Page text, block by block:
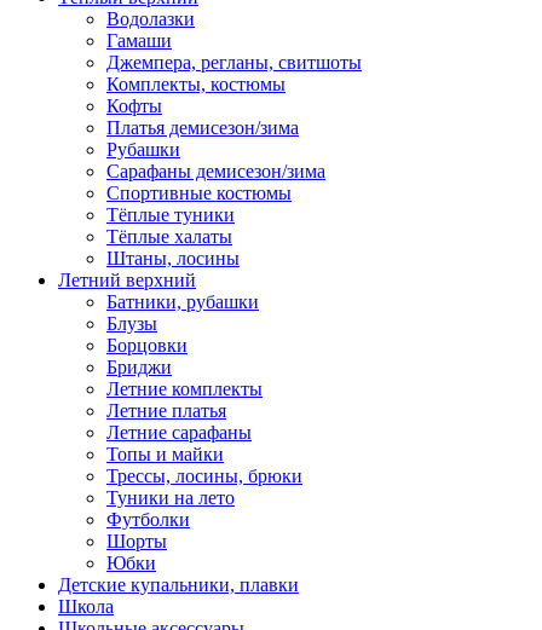
Водолазки
Гамаши
Джемпера, регланы, свитшоты
Комплекты, костюмы
Кофты
Платья демисезон/зима
Рубашки
Сарафаны демисезон/зима
Спортивные костюмы
Тёплые туники
Тёплые халаты
Штаны, лосины
Летний верхний
Батники, рубашки
Блузы
Борцовки
Бриджи
Летние комплекты
Летние платья
Летние сарафаны
Топы и майки
Трессы, лосины, брюки
Туники на лето
Футболки
Шорты
Юбки
Детские купальники, плавки
Школа